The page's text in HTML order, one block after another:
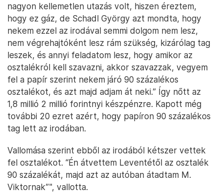
nagyon kellemetlen utazás volt, hiszen éreztem,
hogy ez gáz, de Schadl György azt mondta, hogy
nekem ezzel az irodával semmi dolgom nem lesz,
nem végrehajtóként lesz rám szükség, kizárólag tag
leszek, és annyi feladatom lesz, hogy amikor az
osztalékról kell szavazni, akkor szavazzak, vegyem
fel a papír szerint nekem járó 90 százalékos
osztalékot, és azt majd adjam át neki.” Így nőtt az
1,8 millió 2 millió forintnyi készpénzre. Kapott még
további 20 ezret azért, hogy papíron 90 százalékos
tag lett az irodában.
Vallomása szerint ebből az irodából kétszer vettek
fel osztalékot. “Én átvettem Leventétől az osztalék
90 százalékát, majd azt az autóban átadtam M.
Viktornak”", vallotta.